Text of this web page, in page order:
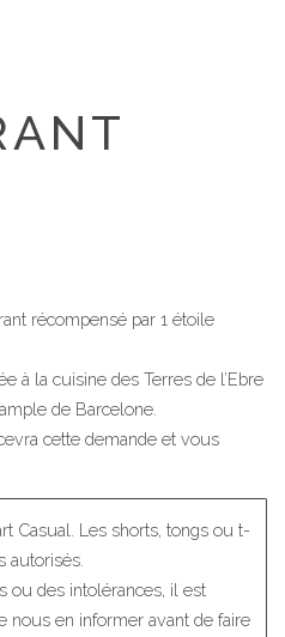
récompensé par 1 étoile
à la cuisine des Terres de l’Ebre
de Barcelone.
cette demande et vous
Casual. Les shorts, tongs ou t-
autorisés.
ou des intolérances, il est
nous en informer avant de faire